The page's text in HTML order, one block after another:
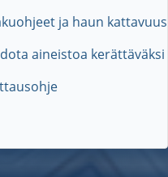
ja haun kattavuus
aineistoa kerättäväksi